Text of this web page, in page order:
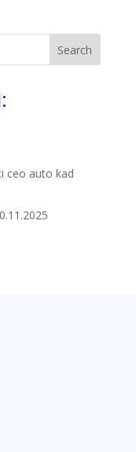
Search
ceo auto kad